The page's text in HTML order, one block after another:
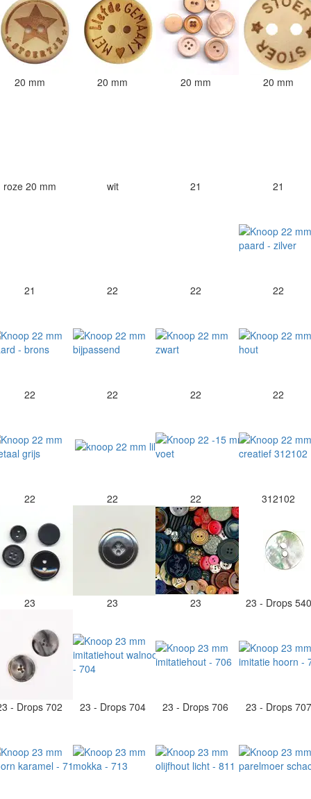
20 mm 20 mm 20 mm 20 mm
roze 20 mm wit 21 21
21 22 22 22
22 22 22 22
22 22 22 312102
23 23 23 23 - Drops
- Drops 702 23 - Drops 704 23 - Drops 706 23 - Drops